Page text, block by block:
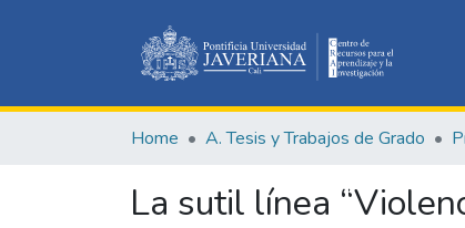
Home A. Tesis y Trabajos de Grado
La sutil línea